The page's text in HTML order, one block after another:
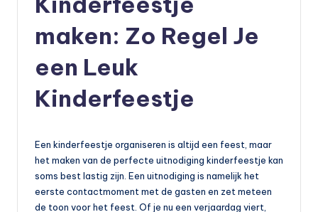
maken: Zo Regel Je
een Leuk
Kinderfeestje
Een kinderfeestje organiseren is altijd een feest, maar
het maken van de perfecte uitnodiging kinderfeestje kan
soms best lastig zijn. Een uitnodiging is namelijk het
eerste contactmoment met de gasten en zet meteen
de toon voor het feest. Of je nu een verjaardag viert,